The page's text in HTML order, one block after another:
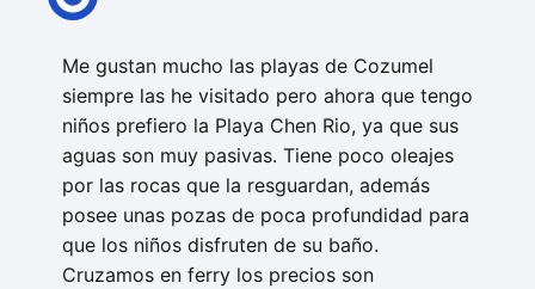
Me gustan mucho las playas de Cozumel
siempre las he visitado pero ahora que tengo
niños prefiero la Playa Chen Rio, ya que sus
aguas son muy pasivas. Tiene poco oleajes
por las rocas que la resguardan, además
posee unas pozas de poca profundidad para
que los niños disfruten de su baño.
Cruzamos en ferry los precios son